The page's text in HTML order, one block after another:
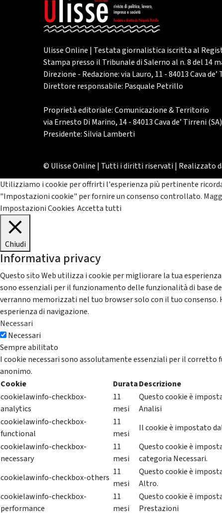
Ulisse Online | Testata giornalistica iscritta al
Stampa presso il Tribunale di Salerno al n. 8 del 14
Direzione - Redazione: via Lauro, 11 - 84013 Cava de’
Direttore responsabile: Pasquale Petrillo
Proprietà editoriale: Comunicazione & Territorio
via Ernesto Di Marino, 14 - 84013 Cava de’ Tirreni (SA)
Presidente: Silvia Lamberti
© Ulisse Online | Tutti i diritti riservati | Realizzato
Utilizziamo i cookie per offrirti l'esperienza più pertinente
"Impostazioni cookie" per fornire un consenso controllato.
Impostazioni Cookies Accetta tutti
Chiudi
Informativa privacy
Questo sito Web utilizza i cookie per migliorare la tua
sono essenziali per il funzionamento delle funzionalità di base
verranno memorizzati nel tuo browser solo con il tuo
esperienza di navigazione.
Necessari
Necessari
Sempre abilitato
I cookie necessari sono assolutamente essenziali per il
anonimo.
Cookie
DurataDescrizione
cookielawinfo-checkbox-
analytics
11
mesi
Questo cookie è
Analisi
cookielawinfo-checkbox-
functional
11
mesi
Il cookie è impostato
cookielawinfo-checkbox-
necessary
11
mesi
Questo cookie è
categoria Necessari.
cookielawinfo-checkbox-others
11
mesi
Questo cookie è
Altro.
cookielawinfo-checkbox-
performance
11
mesi
Questo cookie è
Prestazioni